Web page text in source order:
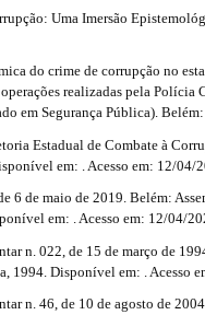
Uma Imersão
do crime de corrupção no
realizadas pela Polícia
em Segurança Pública).
Estadual de Combate à
em: . Acesso em: 12/04/
6 de maio de 2019. Belém:
em: . Acesso em: 12/04/
n. 022, de 15 de março de
1994. Disponível em: . Acesso
n. 46, de 10 de agosto de